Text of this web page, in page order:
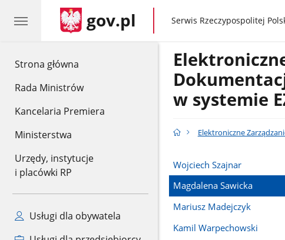
Strona główna
Rada Ministrów
Kancelaria Premiera
Ministerstwa
Urzędy, instytucje
i placówki RP
Usługi dla obywatela
gov.pl gov.pl
Serwis Rzeczypospolitej
w systemie
Elektroniczne
Wojciech Szajnar
Magdalena Sawicka
Mariusz Madejczyk
Kamil Warpechowski